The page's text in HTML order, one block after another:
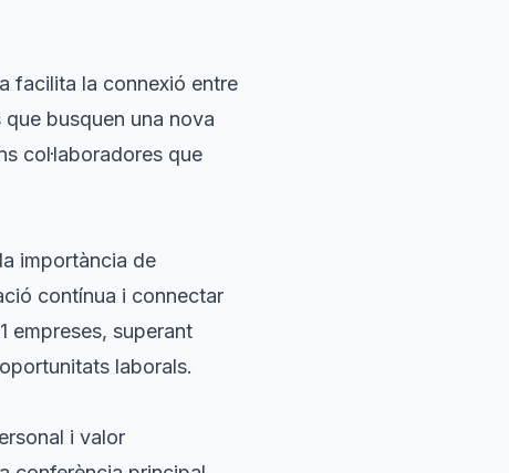
facilita la connexió entre
busquen una nova
col·laboradores que
importància de
contínua i connectar
empreses, superant
laborals.
i valor